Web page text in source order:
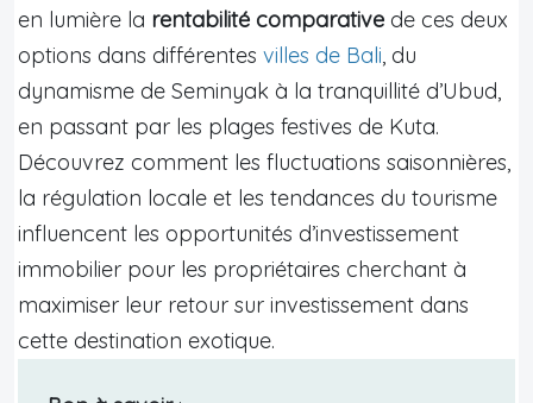
en lumière la rentabilité comparative de ces deux
options dans différentes villes de Bali, du
dynamisme de Seminyak à la tranquillité d’Ubud,
en passant par les plages festives de Kuta.
Découvrez comment les fluctuations saisonnières,
la régulation locale et les tendances du tourisme
influencent les opportunités d’investissement
immobilier pour les propriétaires cherchant à
maximiser leur retour sur investissement dans
cette destination exotique.